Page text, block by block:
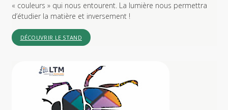
« couleurs » qui nous entourent. La lumière nous permettra
d’étudier la matière et inversement !
DÉCOUVRIR LE STAND